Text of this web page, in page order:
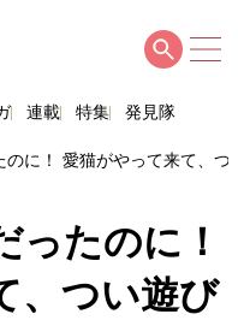
連載 特集 発見隊
に！ 愛猫がやって来て、
ったのに！
、つい遊び